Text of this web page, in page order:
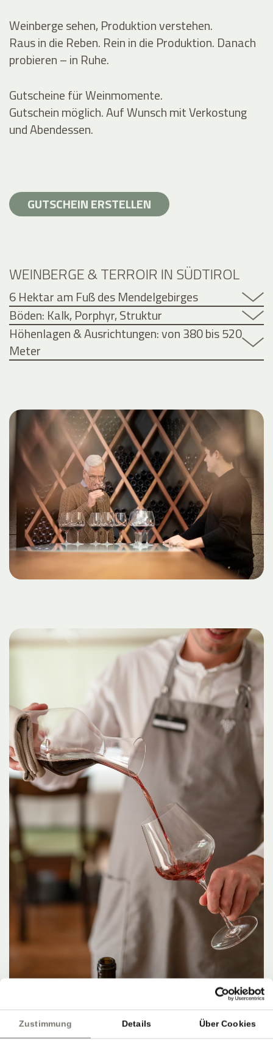
Zustimmung Details Über Cookies
Weinberge sehen, Produktion verstehen.
Raus in die Reben. Rein in die Produktion. Danach
probieren – in Ruhe.
Gutscheine für Weinmomente.
Gutschein möglich. Auf Wunsch mit Verkostung
und Abendessen.
GUTSCHEIN ERSTELLEN
WEINBERGE & TERROIR IN SÜDTIROL
6 Hektar am Fuß des Mendelgebirges
Böden: Kalk, Porphyr, Struktur
Höhenlagen & Ausrichtungen: von 380 bis 520
Meter